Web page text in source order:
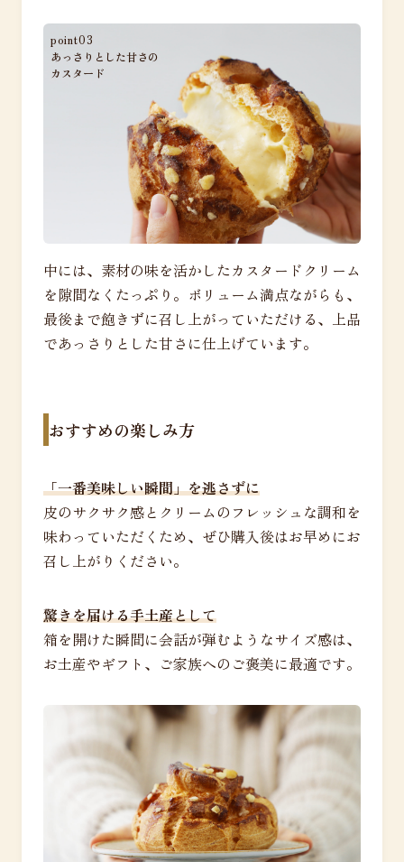
point03
あっさりとした甘さの
カスタード
中には、素材の味を活かしたカスタードクリーム
を隙間なくたっぷり。ボリューム満点ながらも、
最後まで飽きずに召し上がっていただける、上品
であっさりとした甘さに仕上げています。
おすすめの楽しみ方
「一番美味しい瞬間」を逃さずに
皮のサクサク感とクリームのフレッシュな調和を
味わっていただくため、ぜひ購入後はお早めにお
召し上がりください。
驚きを届ける手土産として
箱を開けた瞬間に会話が弾むようなサイズ感は、
お土産やギフト、ご家族へのご褒美に最適です。